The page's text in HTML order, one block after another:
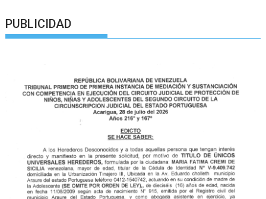
PUBLICIDAD